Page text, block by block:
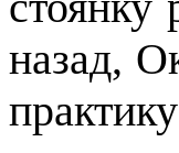
назад,